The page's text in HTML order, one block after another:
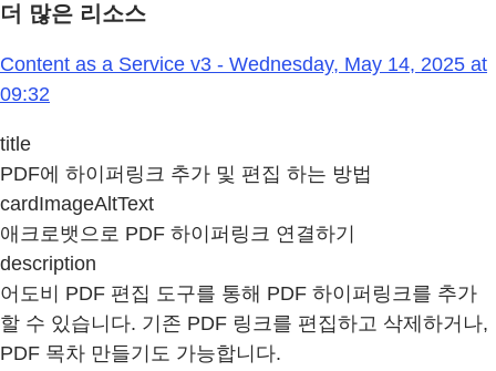
더 많은 리소스
Content as a Service v3 - Wednesday, May 14, 2025 at
09:32
title
PDF에 하이퍼링크 추가 및 편집 하는 방법
cardImageAltText
애크로뱃으로 PDF 하이퍼링크 연결하기
description
어도비 PDF 편집 도구를 통해 PDF 하이퍼링크를 추가
할 수 있습니다. 기존 PDF 링크를 편집하고 삭제하거나,
PDF 목차 만들기도 가능합니다.